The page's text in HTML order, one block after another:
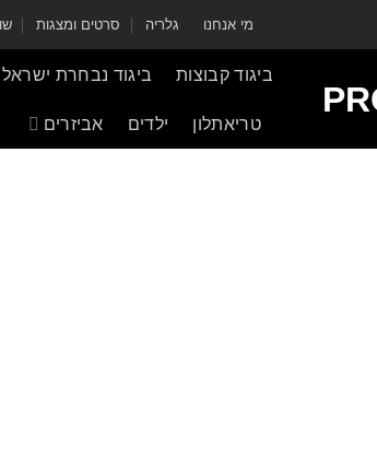
מי אנחנו גלריה סרטים ומצגות
ביגוד קבוצות ביגוד נבחרת ישראל
טריאתלון ילדים אביזרים